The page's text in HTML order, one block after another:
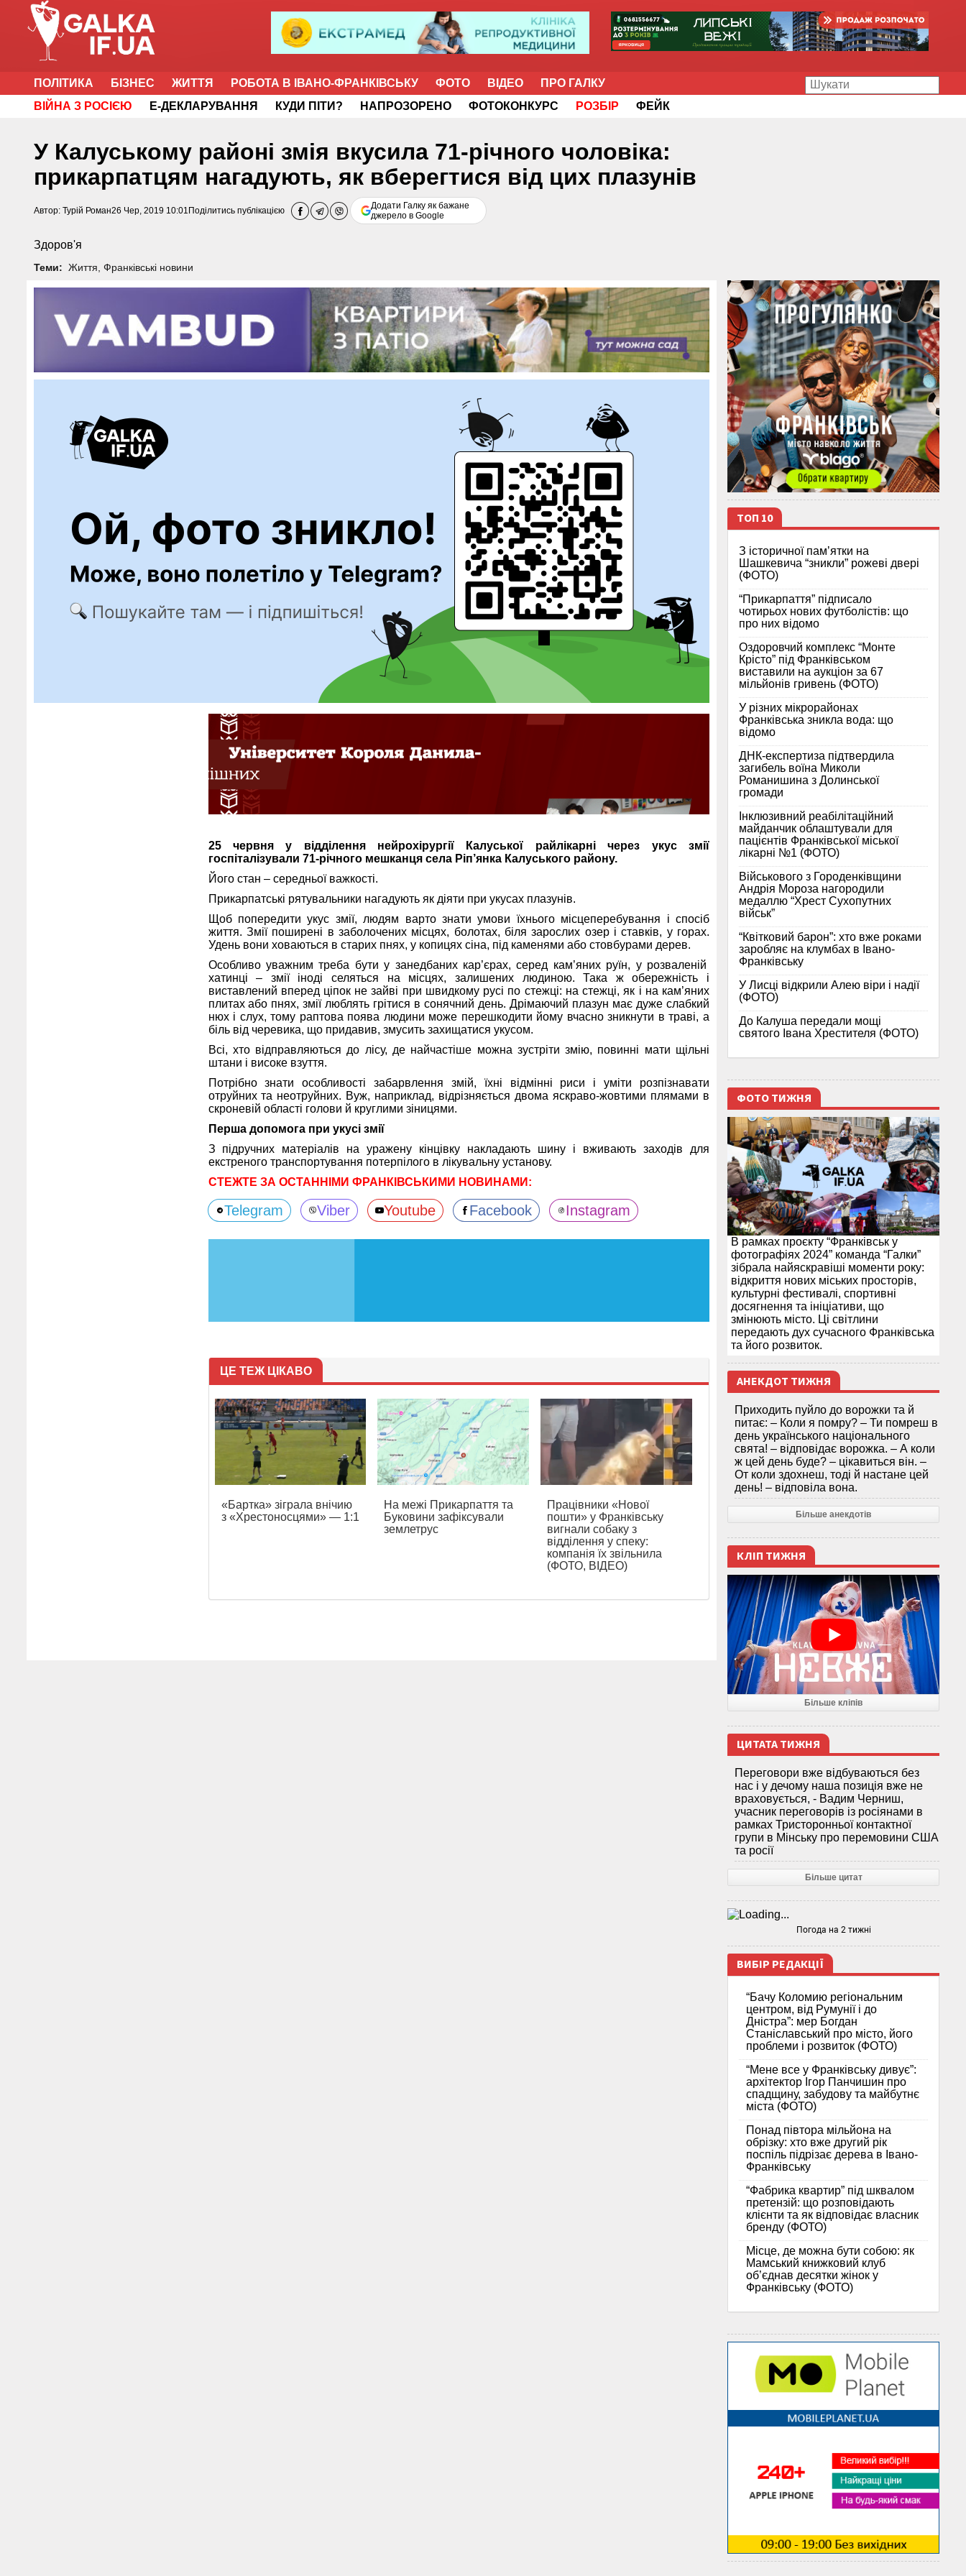
ПОЛІТИКА БІЗНЕС ЖИТТЯ РОБОТА В ІВАНО-ФРАНКІВСЬКУ ФОТО ВІДЕО
ПРО ГАЛКУ
ВІЙНА З РОСІЄЮ
Е-ДЕКЛАРУВАННЯ КУДИ ПІТИ? НАПРОЗОРЕНО ФОТОКОНКУРС РОЗБІР ФЕЙК
У Калуському районі змія вкусила 71-річного чоловіка:
прикарпатцям нагадують, як вберегтися від цих плазунів
Автор: Турій Роман26 Чер, 2019 10:01 Поділитись публікацією
Додати Галку як бажане
джерело в Google
Здоров'я
Теми: Життя Франківські новини
25 червня у відділення нейрохірургії Калуської райлікарні через укус змії
госпіталізували 71-річного мешканця села Ріп’янка Калуського району.
Його стан – середньої важкості.
Прикарпатські рятувальники нагадують як діяти при укусах плазунів.
Щоб попередити укус змії, людям варто знати умови їхнього місцеперебування і спосіб
життя. Змії поширені в заболочених місцях, болотах, біля зарослих озер і ставків, у горах.
Удень вони ховаються в старих пнях, у копицях сіна, під каменями або стовбурами дерев.
Особливо уважним треба бути у занедбаних кар’єрах, серед кам’яних руїн, у розваленій
хатинці – змії іноді селяться на місцях, залишених людиною. Така ж обережність і
виставлений вперед ціпок не зайві при швидкому русі по стежці: на стежці, як і на кам’яних
плитах або пнях, змії люблять грітися в сонячний день. Дрімаючий плазун має дуже слабкий
нюх і слух, тому раптова поява людини може перешкодити йому вчасно зникнути в траві, а
біль від черевика, що придавив, змусить захищатися укусом.
Всі, хто відправляються до лісу, де найчастіше можна зустріти змію, повинні мати щільні
штани і високе взуття.
Потрібно знати особливості забарвлення змій, їхні відмінні риси і уміти розпізнавати
отруйних та неотруйних. Вуж, наприклад, відрізняється двома яскраво-жовтими плямами в
скроневій області голови й круглими зіницями.
Перша допомога при укусі змії
З підручних матеріалів на уражену кінцівку накладають шину і вживають заходів для
екстреного транспортування потерпілого в лікувальну установу.
СТЕЖТЕ ЗА ОСТАННІМИ ФРАНКІВСЬКИМИ НОВИНАМИ:
Telegram Viber Youtube Facebook Instagram
ЦЕ ТЕЖ ЦІКАВО
«Бартка» зіграла внічию
з «Хрестоносцями» — 1:1
На межі Прикарпаття та
Буковини зафіксували
землетрус
Працівники «Нової
пошти» у Франківську
вигнали собаку з
відділення у спеку:
компанія їх звільнила
(ФОТО, ВІДЕО)
ТОП 10
З історичної памʼятки на
Шашкевича “зникли” рожеві двері
(ФОТО)
“Прикарпаття” підписало
чотирьох нових футболістів: що
про них відомо
Оздоровчий комплекс “Монте
Крісто” під Франківськом
виставили на аукціон за 67
мільйонів гривень (ФОТО)
У різних мікрорайонах
Франківська зникла вода: що
відомо
ДНК-експертиза підтвердила
загибель воїна Миколи
Романишина з Долинської
громади
Інклюзивний реабілітаційний
майданчик облаштували для
пацієнтів Франківської міської
лікарні №1 (ФОТО)
Військового з Городенківщини
Андрія Мороза нагородили
медаллю “Хрест Сухопутних
військ”
“Квітковий барон”: хто вже роками
заробляє на клумбах в Івано-
Франківську
У Лисці відкрили Алею віри і надії
(ФОТО)
До Калуша передали мощі
святого Івана Хрестителя (ФОТО)
ФОТО ТИЖНЯ
В рамках проєкту “Франківськ у
фотографіях 2024” команда “Галки”
зібрала найяскравіші моменти року:
відкриття нових міських просторів,
культурні фестивалі, спортивні
досягнення та ініціативи, що
змінюють місто. Ці світлини
передають дух сучасного Франківська
та його розвиток.
АНЕКДОТ ТИЖНЯ
Приходить пуйло до ворожки та й
питає: – Коли я помру? – Ти помреш в
день українського національного
свята! – відповідає ворожка. – А коли
ж цей день буде? – цікавиться він. –
От коли здохнеш, тоді й настане цей
день! – відповіла вона.
Більше анекдотів
КЛІП ТИЖНЯ
Більше кліпів
ЦИТАТА ТИЖНЯ
Переговори вже відбуваються без
нас і у дечому наша позиція вже не
враховується, - Вадим Черниш,
учасник переговорів із росіянами в
рамках Тристоронньої контактної
групи в Мінську про перемовини США
та росії
Більше цитат
Погода на 2 тижні
ВИБІР РЕДАКЦІЇ
“Бачу Коломию регіональним
центром, від Румунії і до
Дністра”: мер Богдан
Станіславський про місто, його
проблеми і розвиток (ФОТО)
“Мене все у Франківську дивує”:
архітектор Ігор Панчишин про
спадщину, забудову та майбутнє
міста (ФОТО)
Понад півтора мільйона на
обрізку: хто вже другий рік
поспіль підрізає дерева в Івано-
Франківську
“Фабрика квартир” під шквалом
претензій: що розповідають
клієнти та як відповідає власник
бренду (ФОТО)
Місце, де можна бути собою: як
Мамський книжковий клуб
об’єднав десятки жінок у
Франківську (ФОТО)